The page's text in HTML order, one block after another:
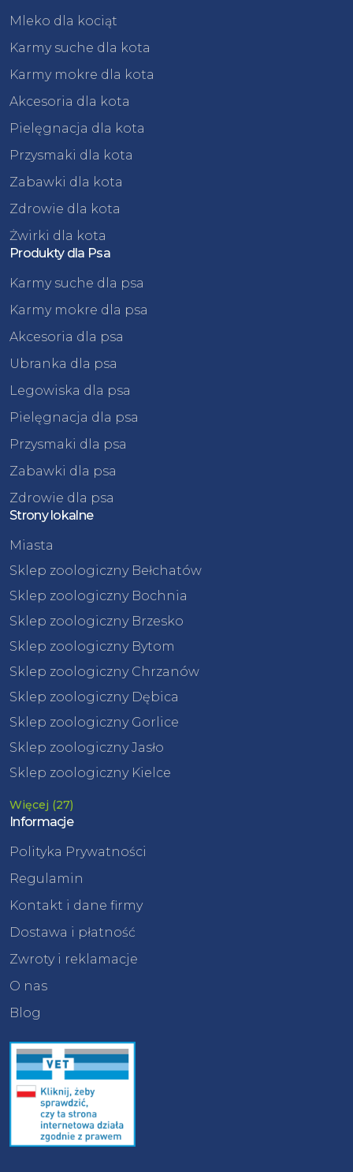
Mleko dla kociąt
Karmy suche dla kota
Karmy mokre dla kota
Akcesoria dla kota
Pielęgnacja dla kota
Przysmaki dla kota
Zabawki dla kota
Zdrowie dla kota
Żwirki dla kota
Produkty dla Psa
Karmy suche dla psa
Karmy mokre dla psa
Akcesoria dla psa
Ubranka dla psa
Legowiska dla psa
Pielęgnacja dla psa
Przysmaki dla psa
Zabawki dla psa
Zdrowie dla psa
Strony lokalne
Miasta
Sklep zoologiczny Bełchatów
Sklep zoologiczny Bochnia
Sklep zoologiczny Brzesko
Sklep zoologiczny Bytom
Sklep zoologiczny Chrzanów
Sklep zoologiczny Dębica
Sklep zoologiczny Gorlice
Sklep zoologiczny Jasło
Sklep zoologiczny Kielce
Więcej (27)
Informacje
Polityka Prywatności
Regulamin
Kontakt i dane firmy
Dostawa i płatność
Zwroty i reklamacje
O nas
Blog